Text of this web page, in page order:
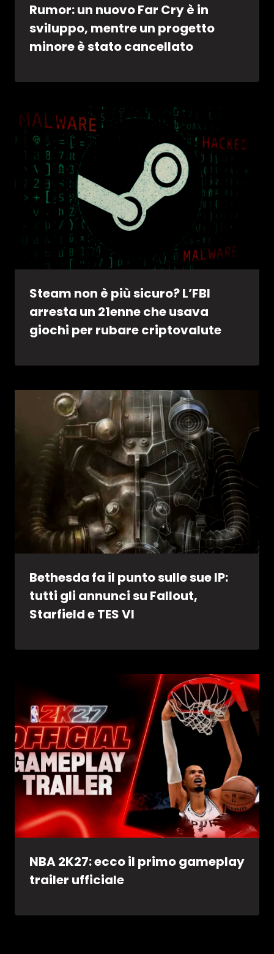
Rumor: un nuovo Far Cry è in
sviluppo, mentre un progetto
minore è stato cancellato
Steam non è più sicuro? L’FBI
arresta un 21enne che usava
giochi per rubare criptovalute
Bethesda fa il punto sulle sue IP:
tutti gli annunci su Fallout,
Starfield e TES VI
NBA 2K27: ecco il primo gameplay
trailer ufficiale